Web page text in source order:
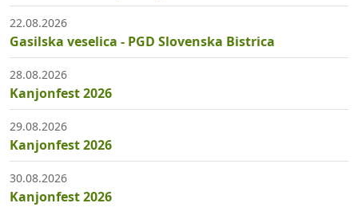
22.08.2026
Gasilska veselica - PGD Slovenska Bistrica
28.08.2026
Kanjonfest 2026
29.08.2026
Kanjonfest 2026
30.08.2026
Kanjonfest 2026